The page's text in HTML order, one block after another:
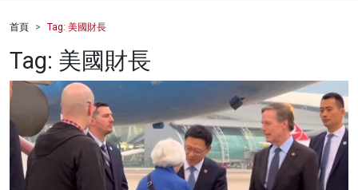
財經
健康
商業
科技
首頁 Tag: 美國財長
Tag: 美國財長